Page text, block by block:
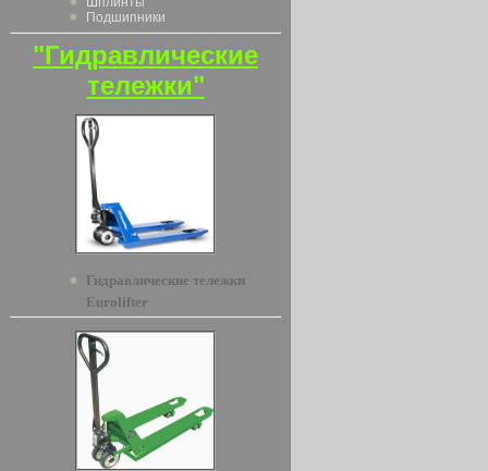
Подшипники
"Гидравлические
тележки"
Гидравлические тележки
Eurolifter